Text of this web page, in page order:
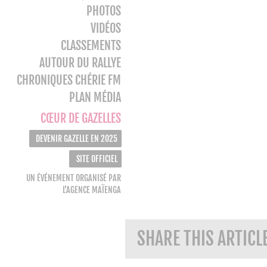
PHOTOS
VIDÉOS
CLASSEMENTS
AUTOUR DU RALLYE
CHRONIQUES CHÉRIE FM
PLAN MÉDIA
CŒUR DE GAZELLES
DEVENIR GAZELLE EN 2025
SITE OFFICIEL
UN ÉVÉNEMENT ORGANISÉ PAR
L’AGENCE MAÏENGA
SHARE THIS